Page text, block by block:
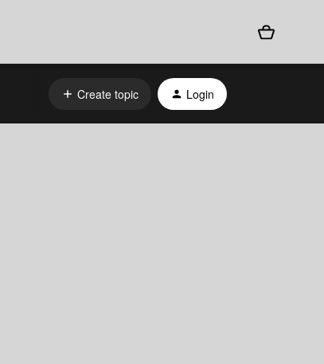
Create topic Login